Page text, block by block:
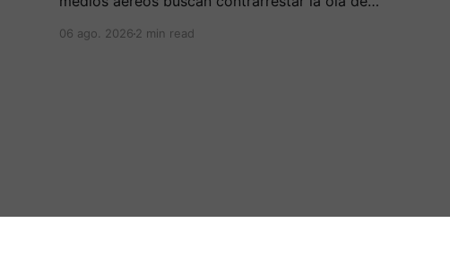
cinco fallecidos, miles de evacuados e
06 ago. 20262 min read